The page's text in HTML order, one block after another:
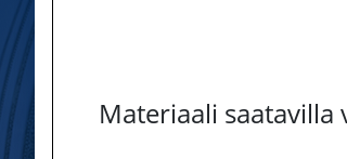
Materiaali